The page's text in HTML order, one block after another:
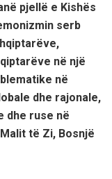
pjellë e Kishës
serb
në një
në
dhe rajonale,
dhe ruse në
të Zi, Bosnjë